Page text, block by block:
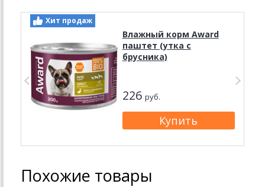
Хит продаж
Влажный корм Award
паштет (утка с
брусника)
226 руб.
Похожие товары